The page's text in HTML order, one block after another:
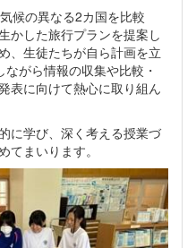
候の異なる2カ国を比較
かした旅行プランを提案し
、生徒たちが自ら計画を立
がら情報の収集や比較・
表に向けて熱心に取り組ん
に学び、深く考える授業づ
てまいります。